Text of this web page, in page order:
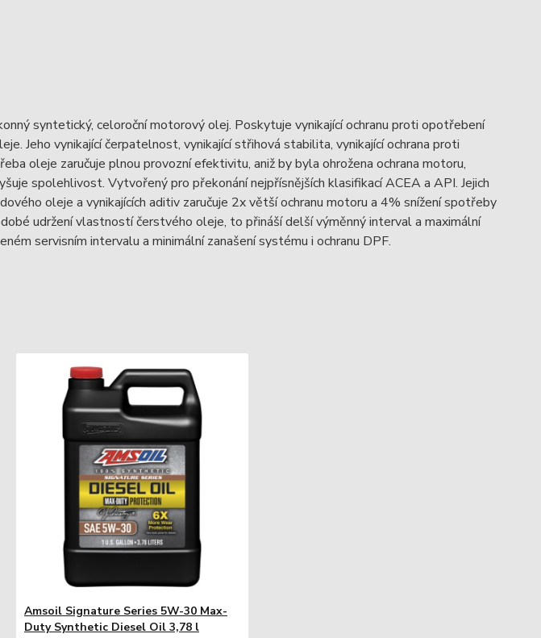
syntetický, celoroční motorový olej. Poskytuje vynikající ochranu proti opotřebení
Jeho vynikající čerpatelnost, vynikající střihová stabilita, vynikající ochrana proti
oleje zaručuje plnou provozní efektivitu, aniž by byla ohrožena ochrana motoru,
spolehlivost. Vytvořený pro překonání nejpřísnějších klasifikací ACEA a API. Jejich
oleje a vynikajících aditiv zaručuje 2x větší ochranu motoru a 4% snížení spotřeby
udržení vlastností čerstvého oleje, to přináší delší výměnný interval a maximální
servisním intervalu a minimální zanašení systému i ochranu DPF.
Amsoil Signature Series 5W-30 Max-
Duty Synthetic Diesel Oil 3,78 l